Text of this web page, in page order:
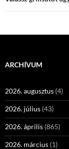
ARCHÍVUM
2026. augusztus (4)
2026. július (43)
2026. április (865)
2026. március (1)